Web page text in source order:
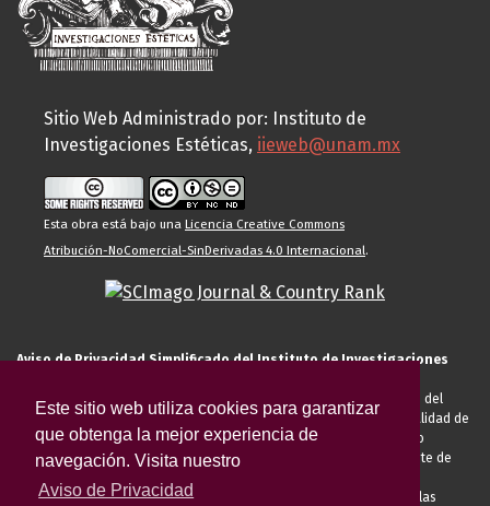
Este sitio web utiliza cookies para garantizar
que obtenga la mejor experiencia de
navegación. Visita nuestro
Aviso de Privacidad
Sitio Web Administrado por: Instituto de
Investigaciones Estéticas, iieweb@unam.mx
Esta obra está bajo una Licencia Creative Commons
Atribución-NoComercial-SinDerivadas 4.0 Internacional.
Aviso de Privacidad Simplificado del Instituto de Investigaciones
El Instituto de Investigaciones Estéticas de la UNAM, es responsable del
tratamiento de sus datos personales para el registro de usted en calidad de
alumno, docente, personal de la entidad académica, conferencista o
invitado externo (nacional o extranjero), visitante, proveedor o cliente de
anteriormente descritas u otras aquellas exigidas legalmente o por las